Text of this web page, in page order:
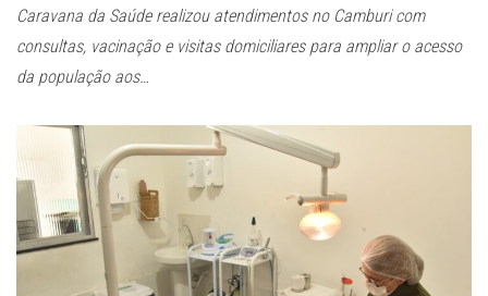
Caravana da Saúde realizou atendimentos no Camburi com
consultas, vacinação e visitas domiciliares para ampliar o acesso
da população aos…